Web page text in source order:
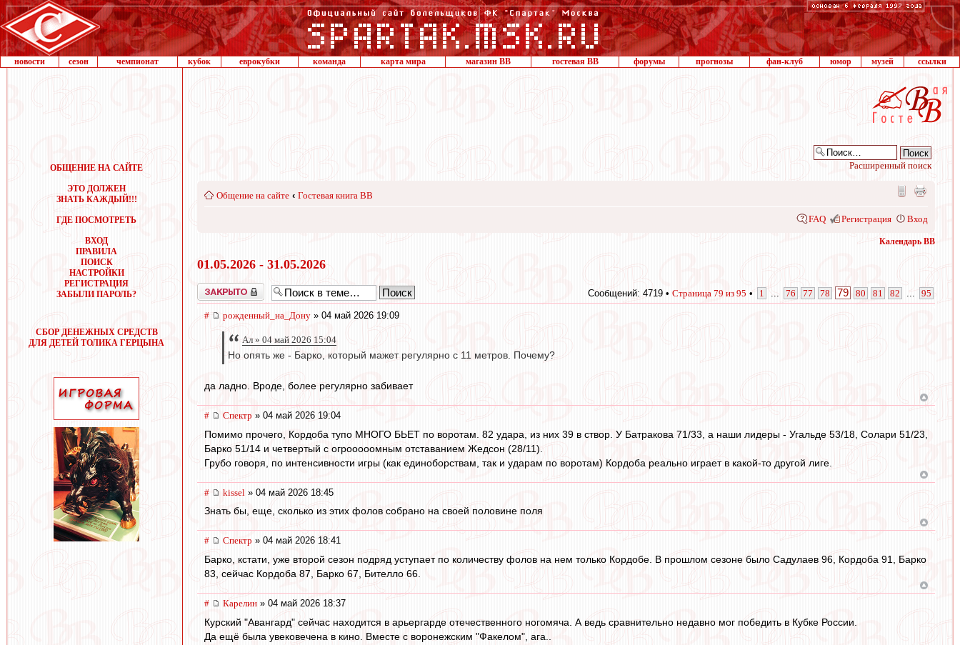
новости сезон чемпионат кубок еврокубки команда карта мира магазин ВВ гостевая ВВ форумы прогнозы фан-клуб юмор музей ссылки
ОБЩЕНИЕ НА САЙТЕ
ЭТО ДОЛЖЕН
ЗНАТЬ КАЖДЫЙ!!!
ГДЕ ПОСМОТРЕТЬ
ВХОД
ПРАВИЛА
ПОИСК
НАСТРОЙКИ
РЕГИСТРАЦИЯ
ЗАБЫЛИ ПАРОЛЬ?
СБОР ДЕНЕЖНЫХ СРЕДСТВ
ДЛЯ ДЕТЕЙ ТОЛИКА ГЕРЦЫНА
Расширенный поиск
Общение на сайте ‹ Гостевая книга ВВ
FAQ Регистрация Вход
Календарь ВВ
01.05.2026 - 31.05.2026
Закрыто Сообщений: 4719 • Страница 79 из 95 • 1 76 77 78 79 80 81 82 95
# рожденный_на_Дону » 04 май 2026 19:09
Ал » 04 май 2026 15:04
Но опять же - Барко, который мажет регулярно с 11 метров. Почему?
да ладно. Вроде, более регулярно забивает
# Спектр » 04 май 2026 19:04
Помимо прочего, Кордоба тупо МНОГО БЬЕТ по воротам. 82 удара, из них 39 в створ. У Батракова 71/33, а наши лидеры - Угальде 53/18, Солари 51/23,
Барко 51/14 и четвертый с огрооооомным отставанием Жедсон (28/11).
Грубо говоря, по интенсивности игры (как единоборствам, так и ударам по воротам) Кордоба реально играет в какой-то другой лиге.
# kissel » 04 май 2026 18:45
Знать бы, еще, сколько из этих фолов собрано на своей половине поля
# Спектр » 04 май 2026 18:41
Барко, кстати, уже второй сезон подряд уступает по количеству фолов на нем только Кордобе. В прошлом сезоне было Садулаев 96, Кордоба 91, Барко
83, сейчас Кордоба 87, Барко 67, Бителло 66.
# Карелин » 04 май 2026 18:37
Курский "Авангард" сейчас находится в арьергарде отечественного ногомяча. А ведь сравнительно недавно мог победить в Кубке России.
Да ещё была увековечена в кино. Вместе с воронежским "Факелом", ага..